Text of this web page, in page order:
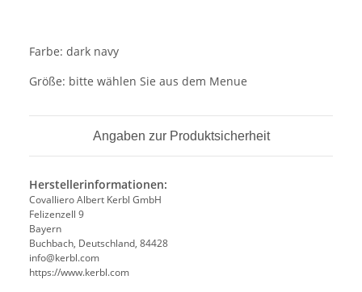
Farbe: dark navy
Größe: bitte wählen Sie aus dem Menue
Angaben zur Produktsicherheit
Herstellerinformationen:
Covalliero Albert Kerbl GmbH
Felizenzell 9
Bayern
Buchbach, Deutschland, 84428
info@kerbl.com
https://www.kerbl.com